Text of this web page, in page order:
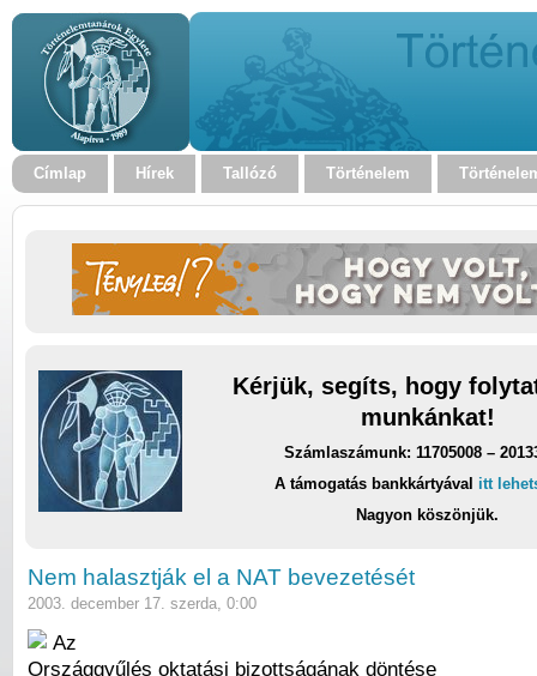
Címlap Hírek Tallózó Történelem
Kérjük, segíts, hogy
munkánkat!
Számlaszámunk: 11705008 –
A támogatás bankkártyával itt
Nagyon köszönjük.
Nem halasztják el a NAT bevezetését
2003. december 17. szerda, 0:00
Az
Országgyűlés oktatási bizottságának döntése